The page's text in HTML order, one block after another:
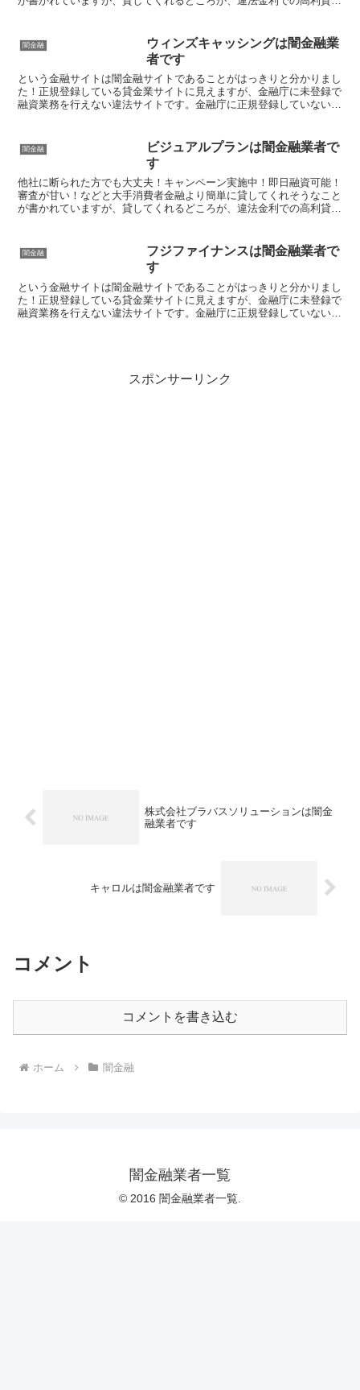
闇金融
ウィンズキャッシングは闇金融業
者です
という金融サイトは闇金融サイトであることがはっきりと分かりまし
た！正規登録している貸金業サイトに見えますが、金融庁に未登録で
融資業務を行えない違法サイトです。金融庁に正規登録していない未
闇金融
ビジュアルプランは闇金融業者で
す
他社に断られた方でも大丈夫！キャンペーン実施中！即日融資可能！
審査が甘い！などと大手消費者金融より簡単に貸してくれそうなこと
が書かれていますが、貸してくれるどころが、違法金利での高利貸し
闇金融
フジファイナンスは闇金融業者で
す
という金融サイトは闇金融サイトであることがはっきりと分かりまし
た！正規登録している貸金業サイトに見えますが、金融庁に未登録で
融資業務を行えない違法サイトです。金融庁に正規登録していない未
スポンサーリンク
株式会社ブラバスソリューションは闇金
融業者です
キャロルは闇金融業者です
コメント
コメントを書き込む
ホーム 闇金融
闇金融業者一覧
© 2016 闇金融業者一覧.